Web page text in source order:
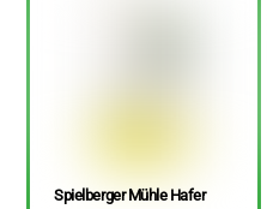
Spielberger Mühle Hafer